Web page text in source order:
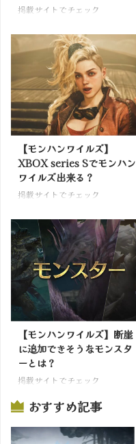
掲載サイトでチェック
【モンハンワイルズ】
XBOX series Sでモンハン
ワイルズ出来る？
掲載サイトでチェック
【モンハンワイルズ】断崖
に追加できそうなモンスタ
ーとは？
掲載サイトでチェック
おすすめ記事